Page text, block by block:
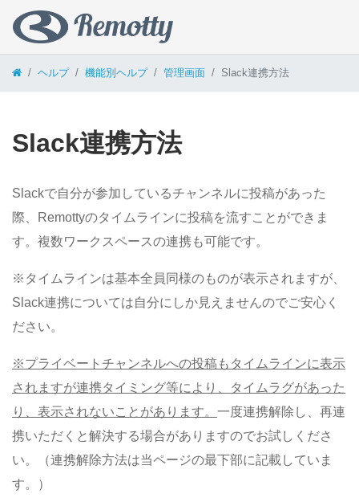
コンテンツへスキップ
ヘルプ 機能別ヘルプ 管理画面 Slack連携方法
Slack連携方法
Slackで自分が参加しているチャンネルに投稿があった
際、Remottyのタイムラインに投稿を流すことができま
す。複数ワークスペースの連携も可能です。
※タイムラインは基本全員同様のものが表示されますが、
Slack連携については自分にしか見えませんのでご安心く
ださい。
※プライベートチャンネルへの投稿もタイムラインに表示
されますが連携タイミング等により、タイムラグがあった
り、表示されないことがあります。 一度連携解除し、再連
携いただくと解決する場合がありますのでお試しくださ
い。（連携解除方法は当ページの最下部に記載していま
す。）